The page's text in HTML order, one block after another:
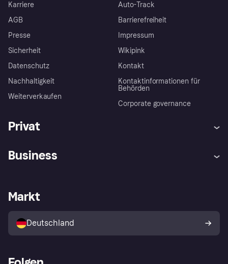
Karriere
AGB
Presse
Sicherheit
Datenschutz
Nachhaltigkeit
Weiterverkaufen
Auto-Track
Barrierefreiheit
Impressum
Wikipink
Kontakt
Kontaktinformationen für
Behörden
Corporate governance
Privat
Klarna App
Shops entdecken
Käuferschutzrichtlinie
Dein Widerrufsrecht
Business
Händlerportal
Markt
Deutschland